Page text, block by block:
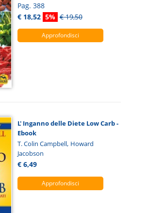
Pag. 388
€ 18,52 5% € 19,50
Approfondisci
L' Inganno delle Diete Low Carb -
Ebook
T. Colin Campbell, Howard
Jacobson
€ 6,49
Approfondisci